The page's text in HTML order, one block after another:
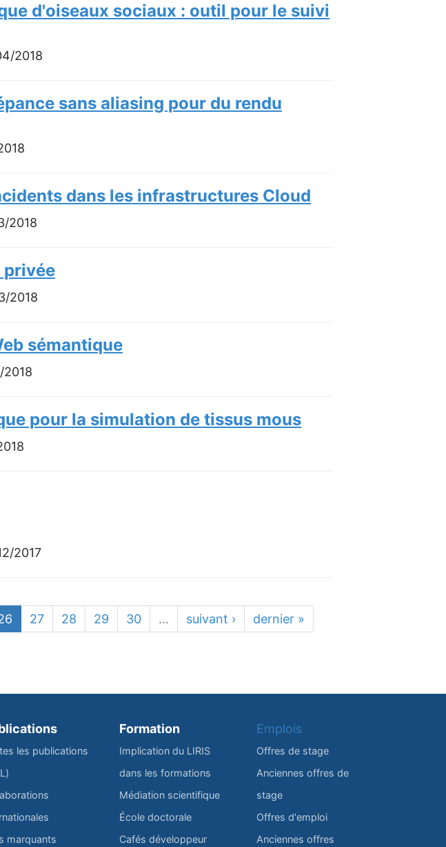
d'oiseaux sociaux : outil pour le suivi
2018
sans aliasing pour du rendu
dans les infrastructures Cloud
2018
privée
2018
sémantique
pour la simulation de tissus mous
2017
27 28 29 30 … suivant › dernier »
les publications
marquants
Formation
Implication du LIRIS
dans les formations
Médiation scientifique
École doctorale
Cafés développeur
Emplois
Offres de stage
Anciennes offres de
stage
Offres d'emploi
Anciennes offres